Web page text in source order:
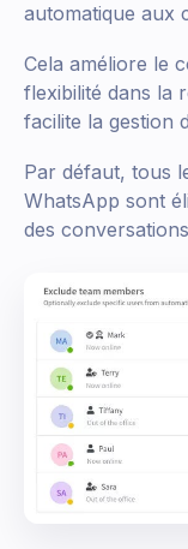
automatique aux
Cela améliore le
flexibilité dans la
facilite la gestion
Par défaut, tous
WhatsApp sont
des